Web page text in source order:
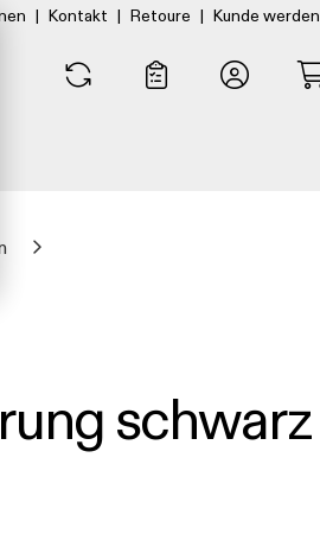
| Kontakt | Retoure | Kunde werden
schwarz